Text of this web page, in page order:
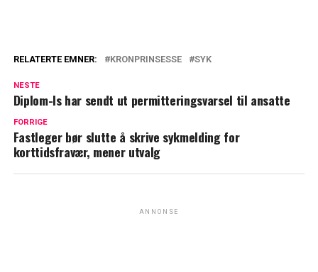
RELATERTE EMNER: KRONPRINSESSE SYK
NESTE
Diplom-Is har sendt ut permitteringsvarsel til ansatte
FORRIGE
Fastleger bør slutte å skrive sykmelding for
korttidsfravær, mener utvalg
ANNONSE